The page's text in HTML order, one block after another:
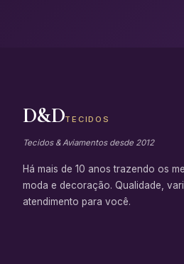
D&DTECIDOS
Tecidos & Aviamentos desde 2012
Há mais de 10 anos trazendo os
moda e decoração. Qualidade,
atendimento para você.